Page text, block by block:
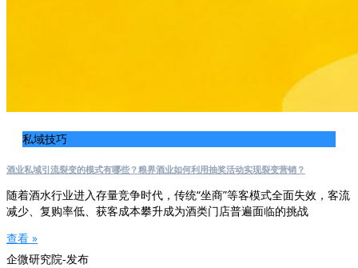
私域技巧
酒业私域引流裂变的模式有哪些？粮界酒业如何利用抽奖活动实现裂变营销？
随着酒水行业进入存量竞争时代，传统“坐商”等客模式全面失效，客流
减少、复购率低、获客成本攀升成为酒类门店普遍面临的挑战
查看 »
企微研究院-发布